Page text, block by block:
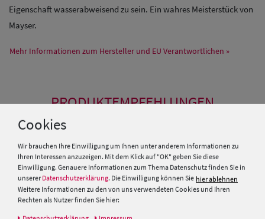
Eigenschaft wasserabweisend zu sein. Ein wahres Meisterstück von
Mayser.
Mehr Informationen zum Hersteller und EU Verantwortlichen »
PRODUKTEMPFEHLUNGEN
Cookies
Wir brauchen Ihre Einwilligung um Ihnen unter anderem Informationen zu
Ihren Interessen anzuzeigen. Mit dem Klick auf "OK" geben Sie diese
Einwilligung. Genauere Informationen zum Thema Datenschutz finden Sie in
unserer Datenschutzerklärung. Die Einwilligung können Sie hier ablehnen
Weitere Informationen zu den von uns verwendeten Cookies und Ihren
Rechten als Nutzer finden Sie hier: